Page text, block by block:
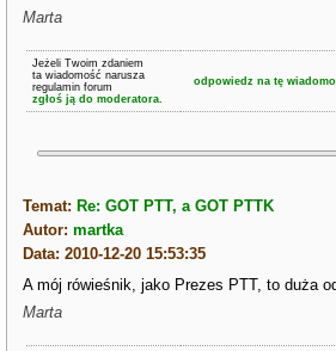
Marta
Jeżeli Twoim zdaniem
ta wiadomość narusza
regulamin forum
zgłoś ją do moderatora.
odpowiedz na tę
Temat: Re: GOT PTT, a GOT PTTK
Autor:martka
Data: 2010-12-20 15:53:35
A mój rówieśnik, jako Prezes PTT, to duża
Marta